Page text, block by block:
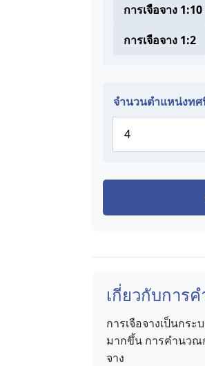
การเจือจาง 1:10
การเจือจาง 1:2
จำนวนตำแหน่งท
เกี่ยวกับการ
การเจือจางเป็นกร
มากขึ้น การคำนวณ
จาง